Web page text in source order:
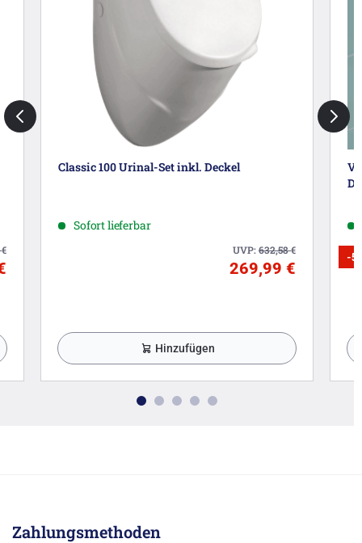
€
Classic 100 Urinal-Set inkl. Deckel
Sofort lieferbar
UVP:632,58€
269,99 €
Hinzufügen
-
Zahlungsmethoden